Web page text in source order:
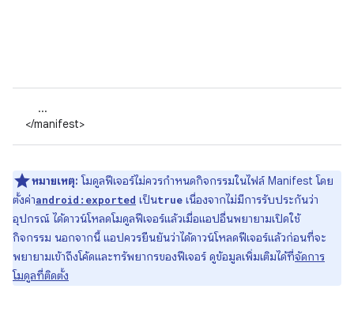
...
</manifest>
หมายเหตุ: โมดูลฟีเจอร์ไม่ควรกำหนดกิจกรรมในไฟล์ Manifest โดย
ตั้งค่าandroid:exported เป็นtrue เนื่องจากไม่มีการรับประกันว่า
อุปกรณ์ ได้ดาวน์โหลดโมดูลฟีเจอร์แล้วเมื่อแอปอื่นพยายามเปิดใช้
กิจกรรม นอกจากนี้ แอปควรยืนยันว่าได้ดาวน์โหลดฟีเจอร์แล้วก่อนที่จะ
พยายามเข้าถึงโค้ดและทรัพยากรของฟีเจอร์ ดูข้อมูลเพิ่มเติมได้ที่จัดการ
โมดูลที่ติดตั้ง